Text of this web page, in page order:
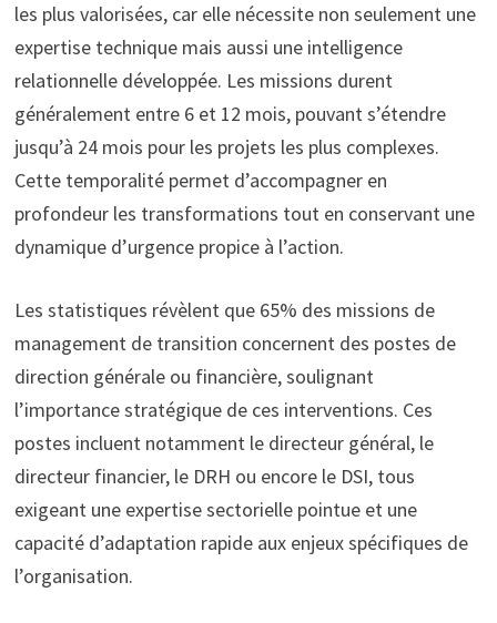
les plus valorisées, car elle nécessite non seulement une
expertise technique mais aussi une intelligence
relationnelle développée. Les missions durent
généralement entre 6 et 12 mois, pouvant s’étendre
jusqu’à 24 mois pour les projets les plus complexes.
Cette temporalité permet d’accompagner en
profondeur les transformations tout en conservant une
dynamique d’urgence propice à l’action.
Les statistiques révèlent que 65% des missions de
management de transition concernent des postes de
direction générale ou financière, soulignant
l’importance stratégique de ces interventions. Ces
postes incluent notamment le directeur général, le
directeur financier, le DRH ou encore le DSI, tous
exigeant une expertise sectorielle pointue et une
capacité d’adaptation rapide aux enjeux spécifiques de
l’organisation.